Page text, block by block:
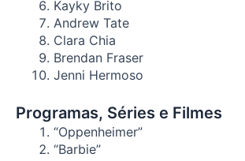
Kayky Brito
Andrew Tate
Clara Chia
Brendan Fraser
Jenni Hermoso
Programas, Séries e Filmes
“Oppenheimer”
“Barbie”